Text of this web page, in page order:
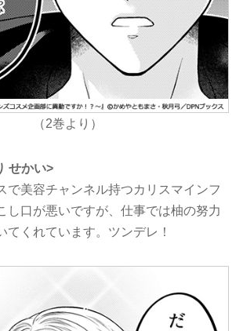
（2巻より）
せかい>
で美容チャンネル持つカリスマインフ
し口が悪いですが、仕事では柚の努力
てくれています。ツンデレ！